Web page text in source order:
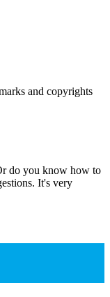
and copyrights
do you know how to
It's very